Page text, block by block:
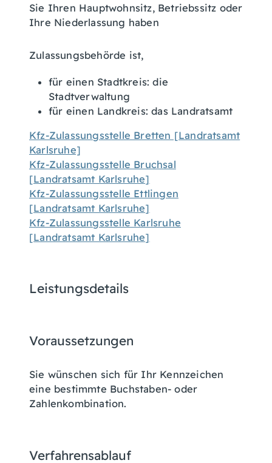
Sie Ihren Hauptwohnsitz, Betriebssitz oder
Ihre Niederlassung haben
Zulassungsbehörde ist,
für einen Stadtkreis: die
Stadtverwaltung
für einen Landkreis: das Landratsamt
Kfz-Zulassungsstelle Bretten [Landratsamt
Karlsruhe]
Kfz-Zulassungsstelle Bruchsal
[Landratsamt Karlsruhe]
Kfz-Zulassungsstelle Ettlingen
[Landratsamt Karlsruhe]
Kfz-Zulassungsstelle Karlsruhe
[Landratsamt Karlsruhe]
Leistungsdetails
Voraussetzungen
Sie wünschen sich für Ihr Kennzeichen
eine bestimmte Buchstaben- oder
Zahlenkombination.
Verfahrensablauf